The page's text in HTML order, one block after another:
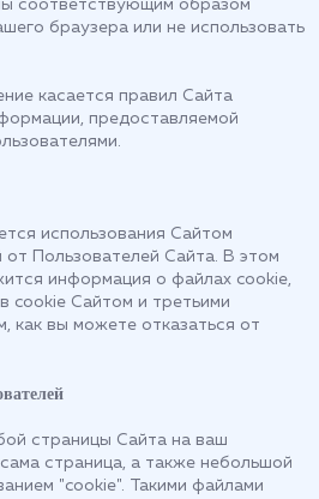
соответствующим образом
браузера или не использовать
касается правил Сайта
предоставляемой
использования Сайтом
Пользователей Сайта. В этом
информация о файлах cookie,
cookie Сайтом и третьими
как вы можете отказаться от
страницы Сайта на ваш
страница, а также небольшой
"cookie". Такими файлами